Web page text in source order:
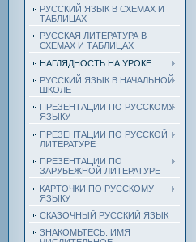
РУССКИЙ ЯЗЫК В СХЕМАХ И
ТАБЛИЦАХ
РУССКАЯ ЛИТЕРАТУРА В
СХЕМАХ И ТАБЛИЦАХ
НАГЛЯДНОСТЬ НА УРОКЕ
РУССКИЙ ЯЗЫК В НАЧАЛЬНОЙ
ШКОЛЕ
ПРЕЗЕНТАЦИИ ПО РУССКОМУ
ЯЗЫКУ
ПРЕЗЕНТАЦИИ ПО РУССКОЙ
ЛИТЕРАТУРЕ
ПРЕЗЕНТАЦИИ ПО
ЗАРУБЕЖНОЙ ЛИТЕРАТУРЕ
КАРТОЧКИ ПО РУССКОМУ
ЯЗЫКУ
СКАЗОЧНЫЙ РУССКИЙ ЯЗЫК
ЗНАКОМЬТЕСЬ: ИМЯ